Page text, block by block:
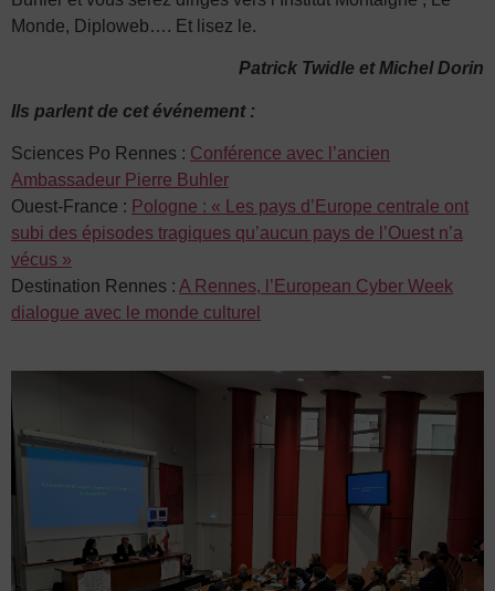
Monde, Diploweb…. Et lisez le.
Patrick Twidle et Michel Dorin
Ils parlent de cet événement :
Sciences Po Rennes : Conférence avec l’ancien
Ambassadeur Pierre Buhler
Ouest-France : Pologne : « Les pays d’Europe centrale ont
subi des épisodes tragiques qu’aucun pays de l’Ouest n’a
vécus »
Destination Rennes : A Rennes, l’European Cyber Week
dialogue avec le monde culturel